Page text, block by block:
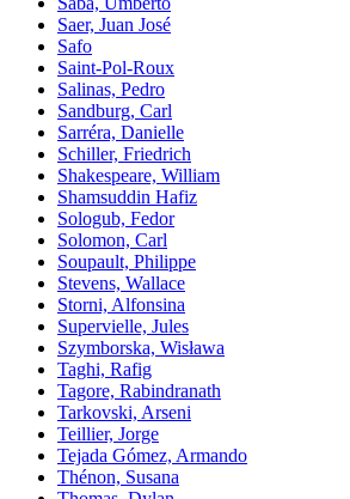
Saer, Juan José
Safo
Saint-Pol-Roux
Salinas, Pedro
Sandburg, Carl
Sarréra, Danielle
Schiller, Friedrich
Shakespeare, William
Shamsuddin Hafiz
Sologub, Fedor
Solomon, Carl
Soupault, Philippe
Stevens, Wallace
Storni, Alfonsina
Supervielle, Jules
Szymborska, Wisława
Taghi, Rafig
Tagore, Rabindranath
Tarkovski, Arseni
Teillier, Jorge
Tejada Gómez, Armando
Thénon, Susana